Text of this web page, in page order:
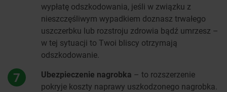
wypłatę odszkodowania, jeśli w związku z
nieszczęśliwym wypadkiem doznasz trwałego
uszczerbku lub rozstroju zdrowia bądź umrzesz –
w tej sytuacji to Twoi bliscy otrzymają
odszkodowanie.
7 Ubezpieczenie nagrobka – to rozszerzenie
pokryje koszty naprawy uszkodzonego nagrobka.